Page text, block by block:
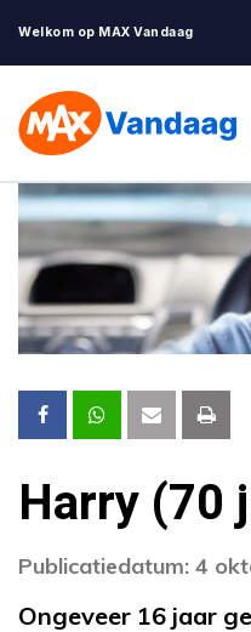
Welkom op MAX Vandaag
Harry (70
Publicatiedatum: 4
Ongeveer 16 jaar